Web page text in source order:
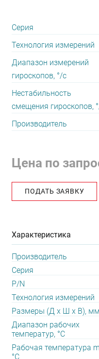
Серия
Технология измерений
Диапазон измерений
гироскопов, °/с
Нестабильность
смещения гироскопов,
Производитель
Цена по
ПОДАТЬ ЗАЯВКУ
Характеристика
Производитель
Серия
P/N
Технология измерений
Размеры (Д х Ш х В), мм
Диапазон рабочих
температур, °С
Рабочая температура
°С